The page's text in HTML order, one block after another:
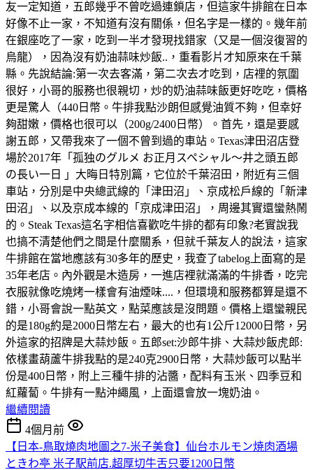
友一定知道，五郎幾乎不曾吃過連鎖店，但這家牛排館在日本
好像不止一家，不知道有沒有關係，但名字是一樣的。幾年前
在銀座吃了一家，吃到一半才發現找錯家（又是一個沒復習的
烏龍），因為沒有奶油蒜味炒飯..，重看影片才知原來在千葉
縣。先說結論:第一次去客滿，第二次去才吃到，店𥚃的氛圍
很好，小哥的服務也很親切，炒的奶油蒜味飯更好吃吃，價格
更是驚人（440日幣。牛排我點沙朗但感覺油質不夠，但幸好
夠甜嫩，價格也很可以（200g/2400日幣）。首先，還是要感
謝五郎，又帶我來了一個不曾到過的車站。Texas津田沼店登
場於2017年「孤独のグルメ お正月スペシャル～井之頭五郎
の長い一日 」大晦日特別篇，它位於千葉沼田，附近有三個
車站，分別是中央總武線的「津田沼」、京成松戶線的「新津
田沼」、以及京成本線的「京成津田沼」，周邊其實還蠻熱鬧
的。Steak Texas這名字相信喜歡吃牛排的都有印象?老實說我
也搞不清楚他們之間是什麼關系，但就千葉友人的說法，這家
牛排館在當地應該有30多年的歷史，我查了tabelog上面寫的是
35年老店。內外觀是木造房，一進店裡就滿滿的牛排香，吃完
衣服就像吃燒烤一樣會有油煙味....，但環境和服務都算是還不
錯，小哥會說一點英文，點菜應該是沒問題。價格上還蠻親民
的是180g約是2000日幣左右，最大的也有1公斤12000日幣，另
外這家的招牌是大蒜炒飯。五郎set:沙郎牛排、大蒜炒飯虎郎:
依樣畫葫蘆牛排我點的是240克2900日幣，大蒜炒飯可以點半
份是400日幣，附上三種牛排的沾醬，配料有玉米、四季豆和
紅蘿蔔。牛排有一點沖繩風，上面還會放一塊奶油。
繼續閱讀
4個月前
【日本-鳥取燒肉地圖之7-米子美食】仙台ホルモン焼肉酒場
ときわ亭 米子駅前店.超厚切牛舌只要1200日幣